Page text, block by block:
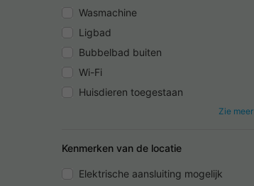
Wasmachine
Ligbad
Bubbelbad buiten
Wi-Fi
Huisdieren toegestaan
Zie meer
Kenmerken van de locatie
Elektrische aansluiting mogelijk